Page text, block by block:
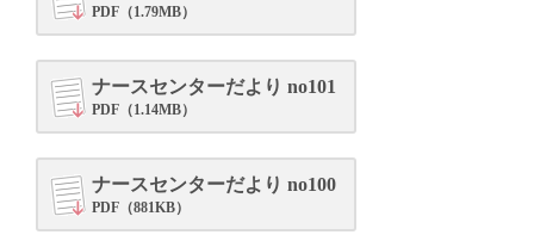
PDF（1.79MB）
ナースセンターだより no101
PDF（1.14MB）
ナースセンターだより no100
PDF（881KB）